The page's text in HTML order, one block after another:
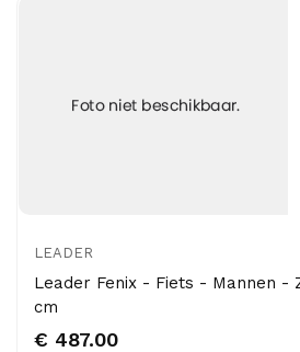
LEADER
Leader Fenix - Fiets - Mannen -
cm
€ 487.00